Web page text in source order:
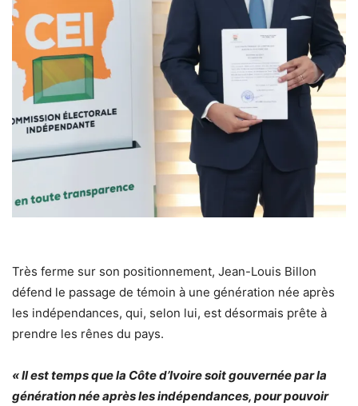
Très ferme sur son positionnement, Jean-Louis Billon
défend le passage de témoin à une génération née après
les indépendances, qui, selon lui, est désormais prête à
prendre les rênes du pays.
« Il est temps que la Côte d’Ivoire soit gouvernée par la
génération née après les indépendances, pour pouvoir